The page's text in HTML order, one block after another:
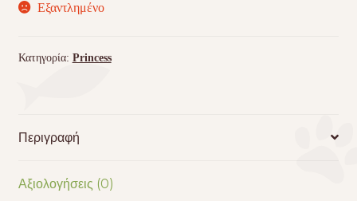
Εξαντλημένο
Κατηγορία: Princess
Περιγραφή
Αξιολογήσεις (0)